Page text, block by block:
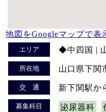
地図をGoogleマップで表
エリア ◆中四国 |
所在地 山口県下関
交 通 新下関駅か
募集科目 泌尿器科